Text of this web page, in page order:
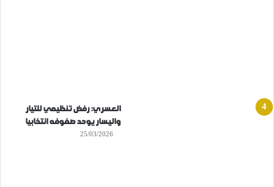
العسري: رفض تنظيمي للتيار
واليسار يوحد صفوفه انتخابيا
25/03/2026